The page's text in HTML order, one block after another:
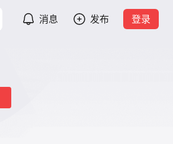
消息 发布 登录